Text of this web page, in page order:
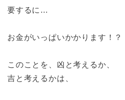
要するに…
お金がいっぱいかかります！？
このことを、凶と考えるか、
吉と考えるかは、